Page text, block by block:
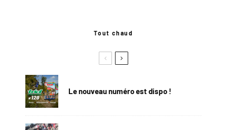
Tout chaud
Le nouveau numéro est dispo !